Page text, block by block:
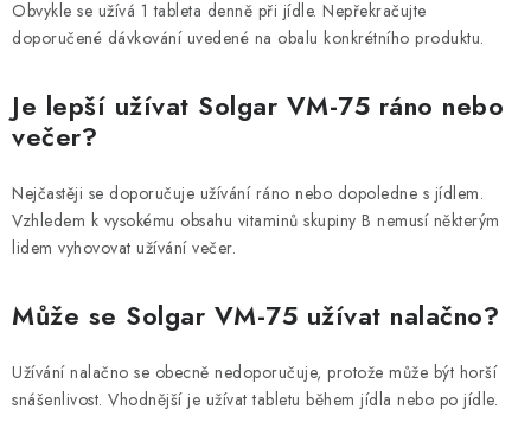
Obvykle se užívá 1 tableta denně při jídle. Nepřekračujte
doporučené dávkování uvedené na obalu konkrétního produktu.
Je lepší užívat Solgar VM-75 ráno nebo
večer?
Nejčastěji se doporučuje užívání ráno nebo dopoledne s jídlem.
Vzhledem k vysokému obsahu vitaminů skupiny B nemusí některým
lidem vyhovovat užívání večer.
Může se Solgar VM-75 užívat nalačno?
Užívání nalačno se obecně nedoporučuje, protože může být horší
snášenlivost. Vhodnější je užívat tabletu během jídla nebo po jídle.